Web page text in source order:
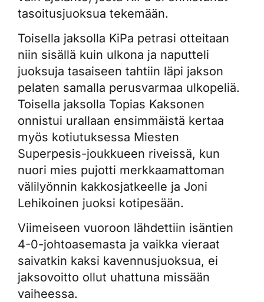
tasoitusjuoksua tekemään.
Toisella jaksolla KiPa petrasi otteitaan
niin sisällä kuin ulkona ja naputteli
juoksuja tasaiseen tahtiin läpi jakson
pelaten samalla perusvarmaa ulkopeliä.
Toisella jaksolla Topias Kaksonen
onnistui urallaan ensimmäistä kertaa
myös kotiutuksessa Miesten
Superpesis-joukkueen riveissä, kun
nuori mies pujotti merkkaamattoman
välilyönnin kakkosjatkeelle ja Joni
Lehikoinen juoksi kotipesään.
Viimeiseen vuoroon lähdettiin isäntien
4-0-johtoasemasta ja vaikka vieraat
saivatkin kaksi kavennusjuoksua, ei
jaksovoitto ollut uhattuna missään
vaiheessa.